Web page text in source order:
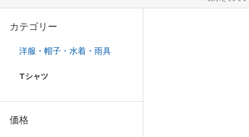
カテゴリー
洋服・帽子・水着・雨具
Tシャツ
価格